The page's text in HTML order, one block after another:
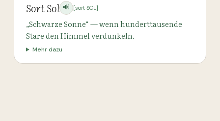
Sort Sol 🔊 [sort SOL]
„Schwarze Sonne“ — wenn hunderttausende
Stare den Himmel verdunkeln.
Mehr dazu